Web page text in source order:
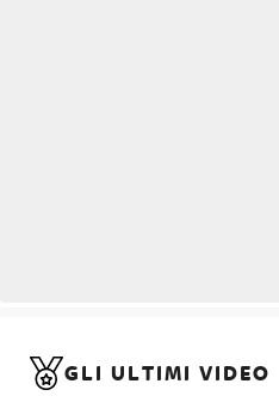
GLI ULTIMI VIDEO